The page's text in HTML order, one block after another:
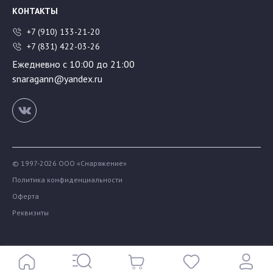
КОНТАКТЫ
+7 (910) 133-21-20
+7 (831) 422-03-26
Ежедневно с 10:00 до 21:00
snaragann@yandex.ru
© 1997-2026 ООО «Снаряжение»
Политика конфиденциальности
Оферта
Реквизиты